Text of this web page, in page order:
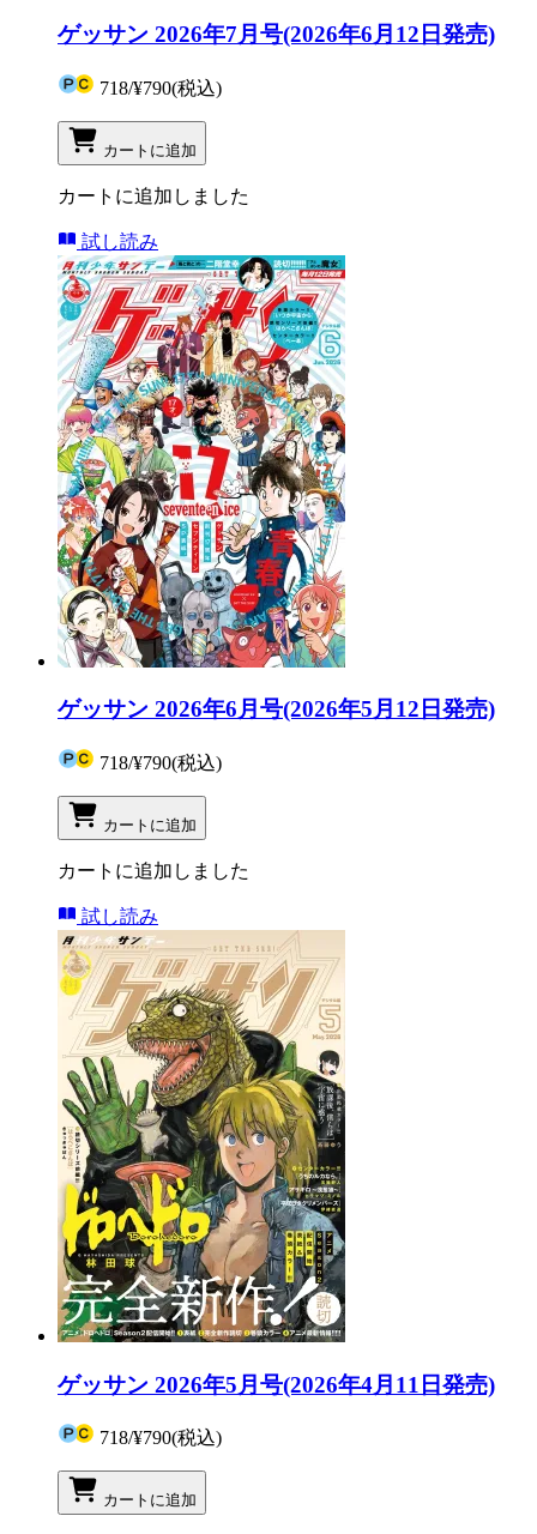
ゲッサン 2026年7月号(2026年6月12日発売)
718/¥790(税込)
カートに追加
カートに追加しました
試し読み
ゲッサン 2026年6月号(2026年5月12日発売)
718/¥790(税込)
カートに追加
カートに追加しました
試し読み
ゲッサン 2026年5月号(2026年4月11日発売)
718/¥790(税込)
カートに追加